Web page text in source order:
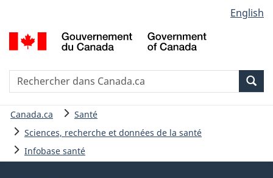
au
contenu
HTML
simplifiée
de
la
langue
English
of
Recherche
Vous
êtes
ici
:
Canada.ca
Santé
Sciences, recherche et données de la santé
Infobase santé